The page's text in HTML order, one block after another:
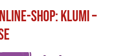
Shop: Klumi –